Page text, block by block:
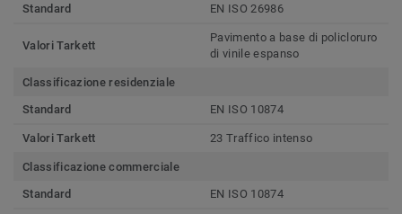
Standard
EN ISO 26986
Valori Tarkett
Pavimento a base di policloruro
di vinile espanso
Classificazione residenziale
Standard
EN ISO 10874
Valori Tarkett 23 Traffico intenso
Classificazione commerciale
Standard
EN ISO 10874